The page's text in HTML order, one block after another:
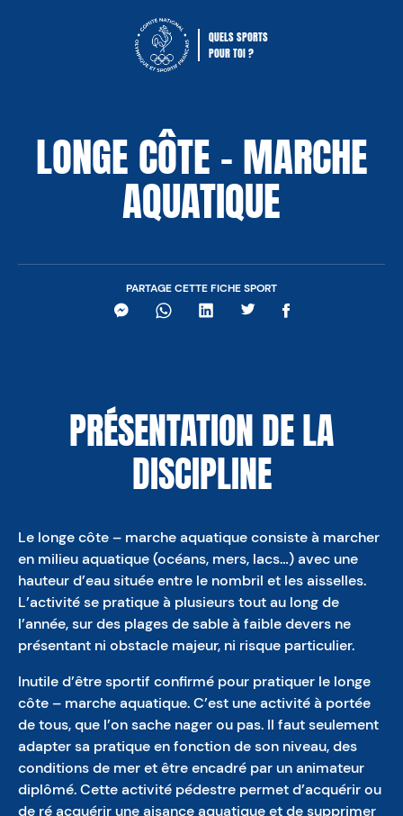
Comité National Olympique Sportif
QUELS SPORTS
POUR TOI ?
LONGE CÔTE – MARCHE
AQUATIQUE
PARTAGE CETTE FICHE SPORT
MessengerWhatsAppLinkedInTwitterFacebook
PRÉSENTATION DE LA
DISCIPLINE
Le longe côte – marche aquatique consiste à marcher
en milieu aquatique (océans, mers, lacs…) avec une
hauteur d’eau située entre le nombril et les aisselles.
L’activité se pratique à plusieurs tout au long de
l’année, sur des plages de sable à faible devers ne
présentant ni obstacle majeur, ni risque particulier.
Inutile d’être sportif confirmé pour pratiquer le longe
côte – marche aquatique. C’est une activité à portée
de tous, que l’on sache nager ou pas. Il faut seulement
adapter sa pratique en fonction de son niveau, des
conditions de mer et être encadré par un animateur
diplômé. Cette activité pédestre permet d’acquérir ou
de ré acquérir une aisance aquatique et de supprimer